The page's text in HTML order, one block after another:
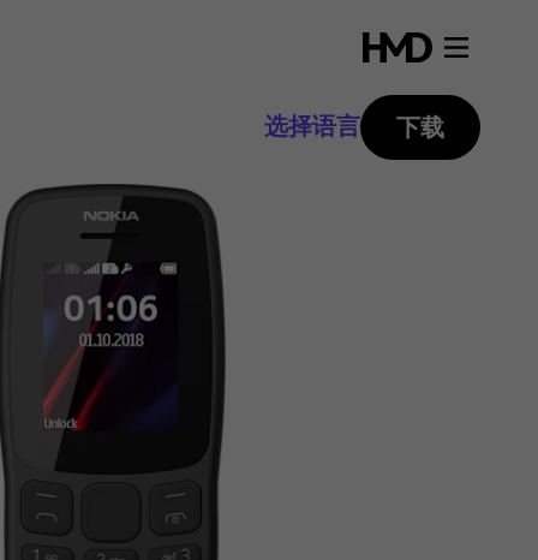
选择语言 下载